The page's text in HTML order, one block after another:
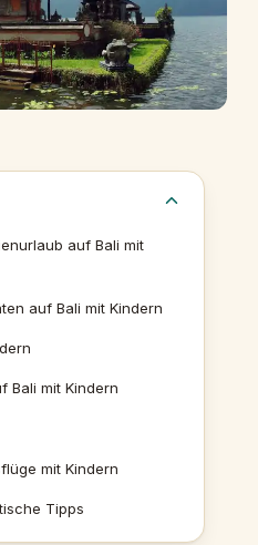
auf Bali mit
auf Bali mit Kindern
Bali mit Kindern
mit Kindern
Tipps